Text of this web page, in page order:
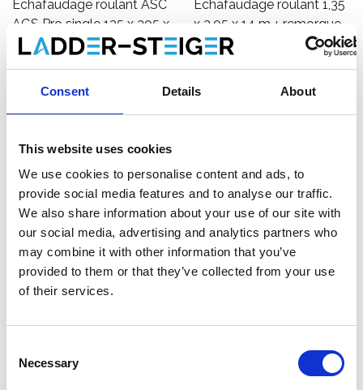
Consent Details About
This website uses cookies
We use cookies to personalise content and ads, to
provide social media features and to analyse our traffic.
We also share information about your use of our site with
our social media, advertising and analytics partners who
may combine it with other information that you’ve
provided to them or that they’ve collected from your use
of their services.
Selection
Necessary
Échafaudage roulant ASC
AGS Pro single 135 x 305 x
14,2 m hauteur travail
Échafaudage roulant 1,35
x 3,05 x 14 m + remorque
Échafaudage roulant
Échafaudage roulant ASC
AGS Pro double 135 x 305